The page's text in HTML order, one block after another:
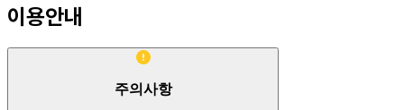
이용안내
주의사항